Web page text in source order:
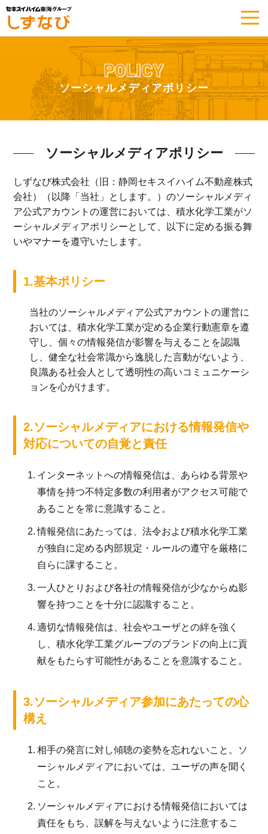
POLICY
ソーシャルメディアポリシー
ソーシャルメディアポリシー
しずなび株式会社（旧：静岡セキスイハイム不動産株式
会社）（以降「当社」とします。）のソーシャルメディ
ア公式アカウントの運営においては、積水化学工業がソ
ーシャルメディアポリシーとして、以下に定める振る舞
いやマナーを遵守いたします。
1.基本ポリシー
当社のソーシャルメディア公式アカウントの運営に
おいては、積水化学工業が定める企業行動憲章を遵
守し、個々の情報発信が影響を与えることを認識
し、健全な社会常識から逸脱した言動がないよう、
良識ある社会人として透明性の高いコミュニケーシ
ョンを心がけます。
2.ソーシャルメディアにおける情報発信や
対応についての自覚と責任
1. インターネットへの情報発信は、あらゆる背景や
事情を持つ不特定多数の利用者がアクセス可能で
あることを常に意識すること。
2. 情報発信にあたっては、法令および積水化学工業
が独自に定める内部規定・ルールの遵守を厳格に
自らに課すること。
3. 一人ひとりおよび各社の情報発信が少なからぬ影
響を持つことを十分に認識すること。
4. 適切な情報発信は、社会やユーザとの絆を強く
し、積水化学工業グループのブランドの向上に貢
献をもたらす可能性があることを意識すること。
3.ソーシャルメディア参加にあたっての心
構え
1. 相手の発言に対し傾聴の姿勢を忘れないこと。ソ
ーシャルメディアにおいては、ユーザの声を聞く
こと。
2. ソーシャルメディアにおける情報発信においては
責任をもち、誤解を与えないように注意するこ